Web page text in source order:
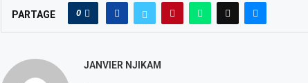
PARTAGE 0
JANVIER NJIKAM